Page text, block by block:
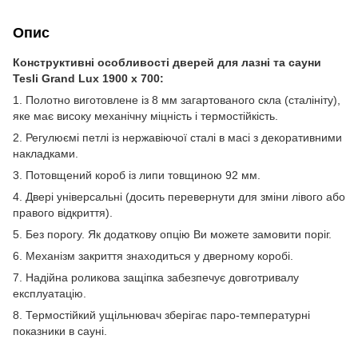
Опис
Конструктивні особливості дверей для лазні та сауни
Tesli Grand Lux 1900 x 700:
1. Полотно виготовлене із 8 мм загартованого скла (сталініту),
яке має високу механічну міцність і термостійкість.
2. Регулюємі петлі із нержавіючої сталі в масі з декоративними
накладками.
3. Потовщений короб із липи товщиною 92 мм.
4. Двері універсальні (досить перевернути для зміни лівого або
правого відкриття).
5. Без порогу. Як додаткову опцію Ви можете замовити поріг.
6. Механізм закриття знаходиться у дверному коробі.
7. Надійна роликова защіпка забезпечує довготривалу
експлуатацію.
8. Термостійкий ущільнювач зберігає паро-температурні
показники в сауні.